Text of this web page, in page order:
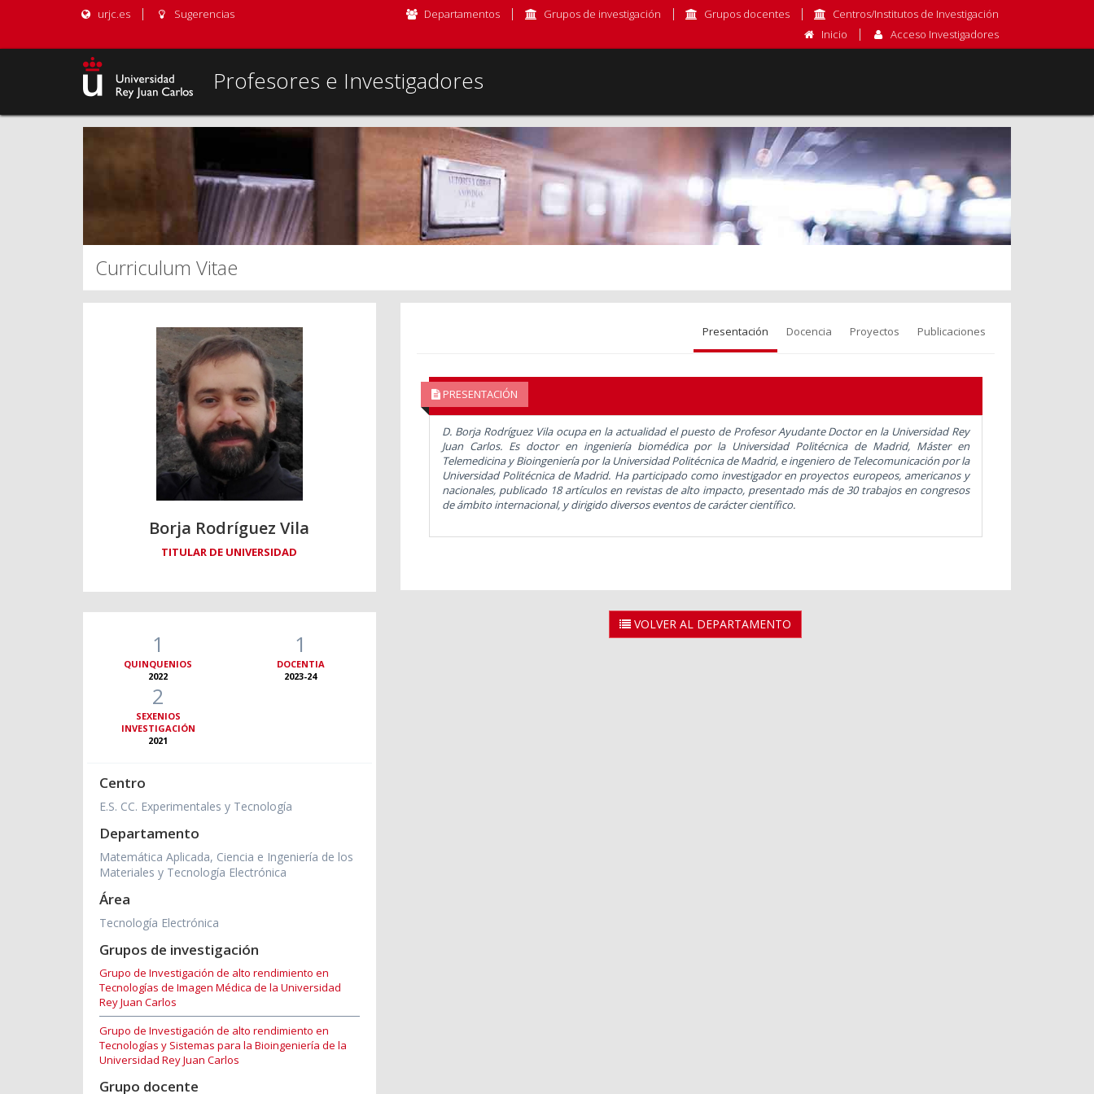
urjc.es Sugerencias Departamentos Grupos de investigación Grupos docentes
Centros/Institutos de Investigación
Inicio
Acceso Investigadores
Profesores e Investigadores
Curriculum Vitae
Borja Rodríguez Vila
TITULAR DE UNIVERSIDAD
1
QUINQUENIOS
2022
1
DOCENTIA
2023-24
2
SEXENIOS
INVESTIGACIÓN
2021
Centro
E.S. CC. Experimentales y Tecnología
Departamento
Matemática Aplicada, Ciencia e Ingeniería de los
Materiales y Tecnología Electrónica
Área
Tecnología Electrónica
Grupos de investigación
Grupo de Investigación de alto rendimiento en
Tecnologías de Imagen Médica de la Universidad
Rey Juan Carlos
Grupo de Investigación de alto rendimiento en
Tecnologías y Sistemas para la Bioingeniería de la
Universidad Rey Juan Carlos
Grupo docente
Presentación Docencia Proyectos Publicaciones
PRESENTACIÓN
D. Borja Rodríguez Vilaocupa en la actualidad el puesto de Profesor Ayudante Doctoren la Universidad Rey
Juan Carlos. Es doctor en ingeniería biomédicapor la Universidad Politécnica de Madrid, Máster en
Telemedicina y Bioingenieríapor la Universidad Politécnica de Madrid, e ingeniero de Telecomunicación por la
Universidad Politécnica de Madrid. Ha participado como investigador en proyectos europeos, americanos y
nacionales, publicado 18 artículos en revistas de alto impacto, presentado más de 30trabajos en congresos
de ámbito internacional, y dirigido diversos eventos de carácter científico.
VOLVER AL DEPARTAMENTO